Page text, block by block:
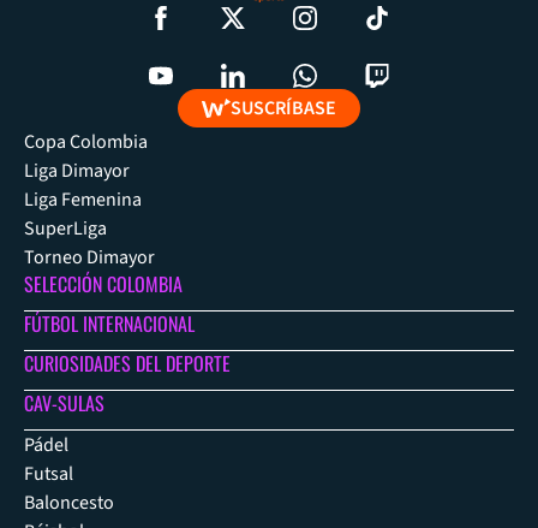
SUSCRÍBASE
Copa Colombia
Liga Dimayor
Liga Femenina
SuperLiga
Torneo Dimayor
SELECCIÓN COLOMBIA
FÚTBOL INTERNACIONAL
CURIOSIDADES DEL DEPORTE
CAV-SULAS
Pádel
Futsal
Baloncesto